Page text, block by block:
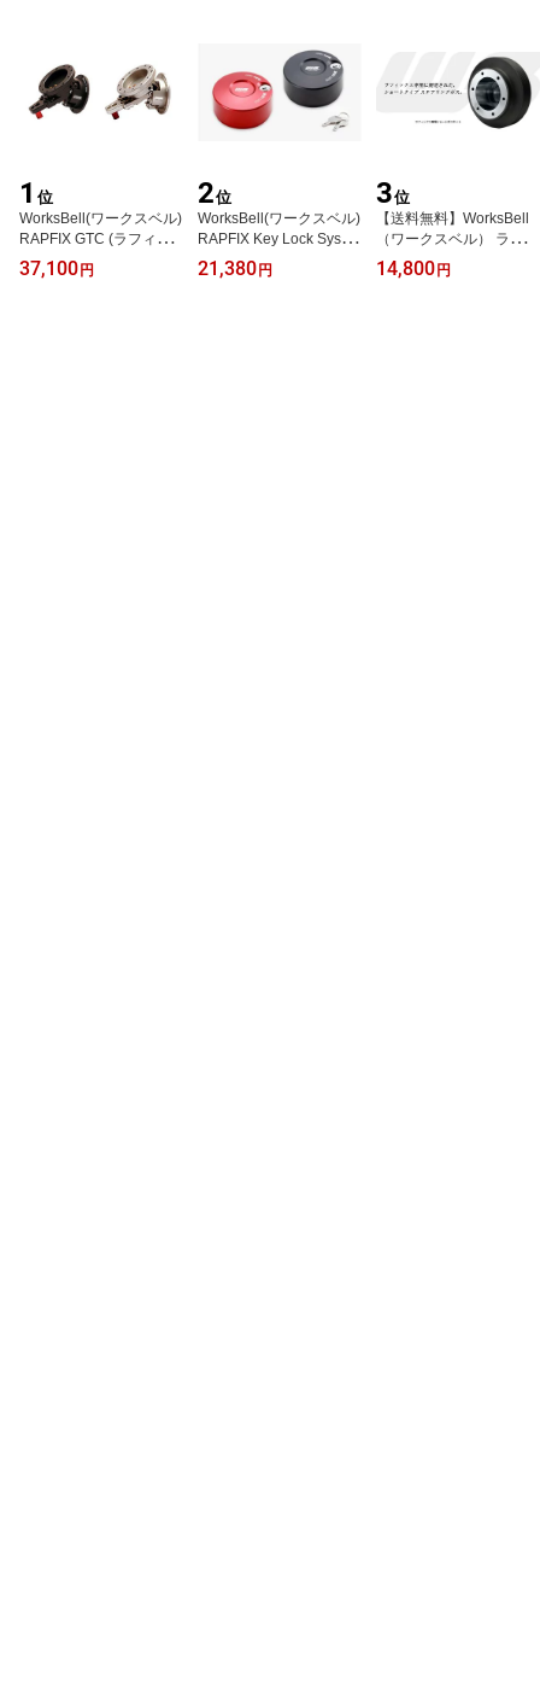
1 位
WorksBell(ワークスベル)
RAPFIX GTC (ラフィッ
クスGTC）
37,100 円
2位
WorksBell(ワークスベル)
RAPFIX Key Lock Syste
m+e(ラフィックス キー
ロックシステムプラス・
21,380 円
3位
【送料無料】WorksBell
（ワークスベル） ラフィ
ックス 専用 ショートボ
ス マツダ車用 910S
14,800 円